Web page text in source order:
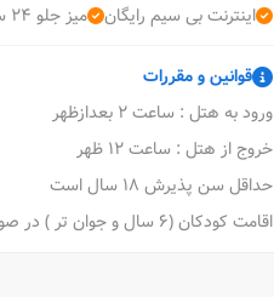
اینترنت بی سیم رایگان
میز جلو 24 ساعته
قوانین و مقررات
ورود به هتل : ساعت 2 بعدازظهر
خروج از هتل : ساعت 12 ظهر
حداقل سن پذیرش 18 سال است
اقامت کودکان (6 سال و جوان تر ) در صورت استفاده از تخت های موجود در اتاق والدین یا سرپرست، رایگان است.